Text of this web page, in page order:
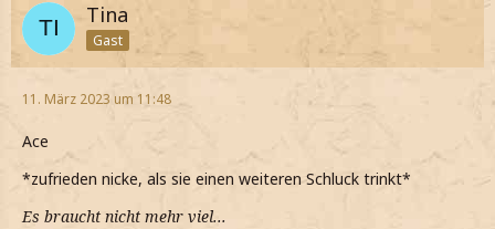
Tina
Gast
11. März 2023 um 11:48
Ace
*zufrieden nicke, als sie einen weiteren Schluck trinkt*
Es braucht nicht mehr viel...